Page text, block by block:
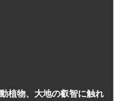
植物、大地の叡智に触れ